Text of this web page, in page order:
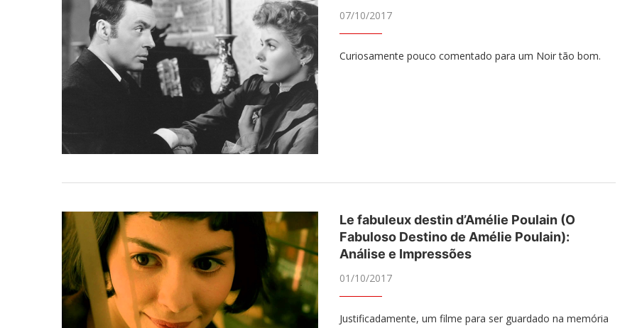
07/10/2017
Curiosamente pouco comentado para um Noir tão bom.
Le fabuleux destin d’Amélie Poulain (O
Fabuloso Destino de Amélie Poulain):
Análise e Impressões
01/10/2017
Justificadamente, um filme para ser guardado na memória